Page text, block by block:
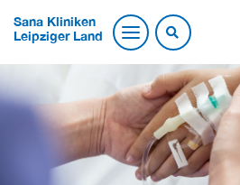
Sana Kliniken
Leipziger Land